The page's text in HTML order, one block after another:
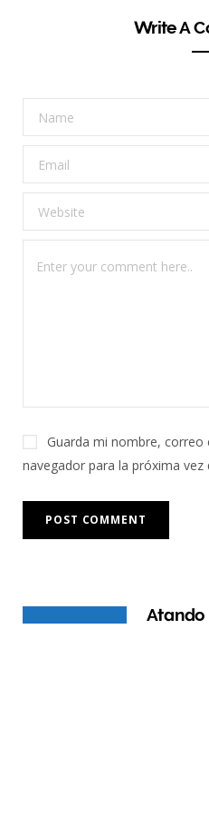
Write A
Guarda mi nombre,
navegador para la próxima vez